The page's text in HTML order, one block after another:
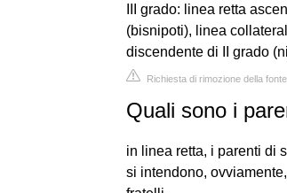
III grado: linea retta
(bisnipoti), linea
discendente di II grado
Richiesta di rimozione della fonte
Quali sono i
in linea retta, i parenti di
si intendono,